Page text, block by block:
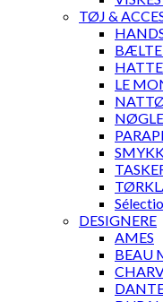
TØJ &
LE
DESIGNERE
AMES
BEAU